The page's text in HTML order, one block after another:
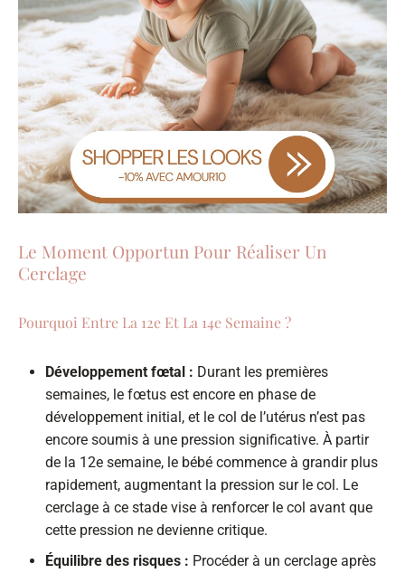
Le Moment Opportun Pour Réaliser Un
Cerclage
Pourquoi Entre La 12e Et La 14e Semaine ?
Développement fœtal : Durant les premières
semaines, le fœtus est encore en phase de
développement initial, et le col de l’utérus n’est pas
encore soumis à une pression significative. À partir
de la 12e semaine, le bébé commence à grandir plus
rapidement, augmentant la pression sur le col. Le
cerclage à ce stade vise à renforcer le col avant que
cette pression ne devienne critique.
Équilibre des risques : Procéder à un cerclage après